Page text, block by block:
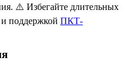
⚠️ Избегайте длительных
поддержкой ПКТ-